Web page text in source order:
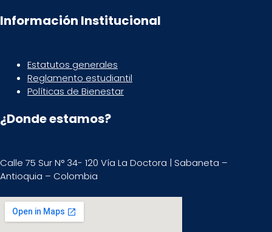
Información Institucional
Estatutos generales
Reglamento estudiantil
Políticas de Bienestar
¿Donde estamos?
Calle 75 Sur N° 34- 120 Vía La Doctora | Sabaneta –
Antioquia – Colombia